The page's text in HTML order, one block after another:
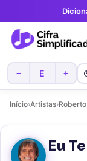
− E +
Início›Artistas›
Eu